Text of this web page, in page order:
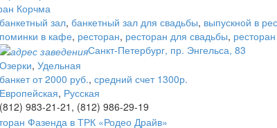
Корчма
банкетный зал, банкетный зал для свадьбы, выпускной в
поминки в кафе, ресторан, ресторан для свадьбы,
Санкт-Петербург, пр. Энгельса, 83
Озерки, Удельная
банкет от 2000 руб., средний счет 1300р.
Европейская, Русская
(812) 983-21-21, (812) 986-29-19